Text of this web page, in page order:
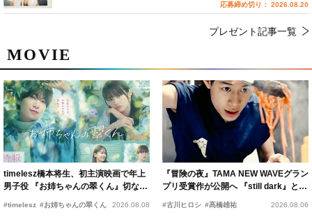
MOVIE
timelesz橋本将生、初主演映画で年上
男子役 『お姉ちゃんの翠くん』切ない
恋の幕開けを予感
#timelesz #お姉ちゃんの翠くん 2026.08.08
『冒険の夜』TAMA NEW WAVEグラン
プリ受賞作が公開へ 『still dark』と同
時上映決定
#古川ヒロシ #髙橋雄祐 2026.08.06
応募締め切り： 2026.08.20
プレゼント記事一覧